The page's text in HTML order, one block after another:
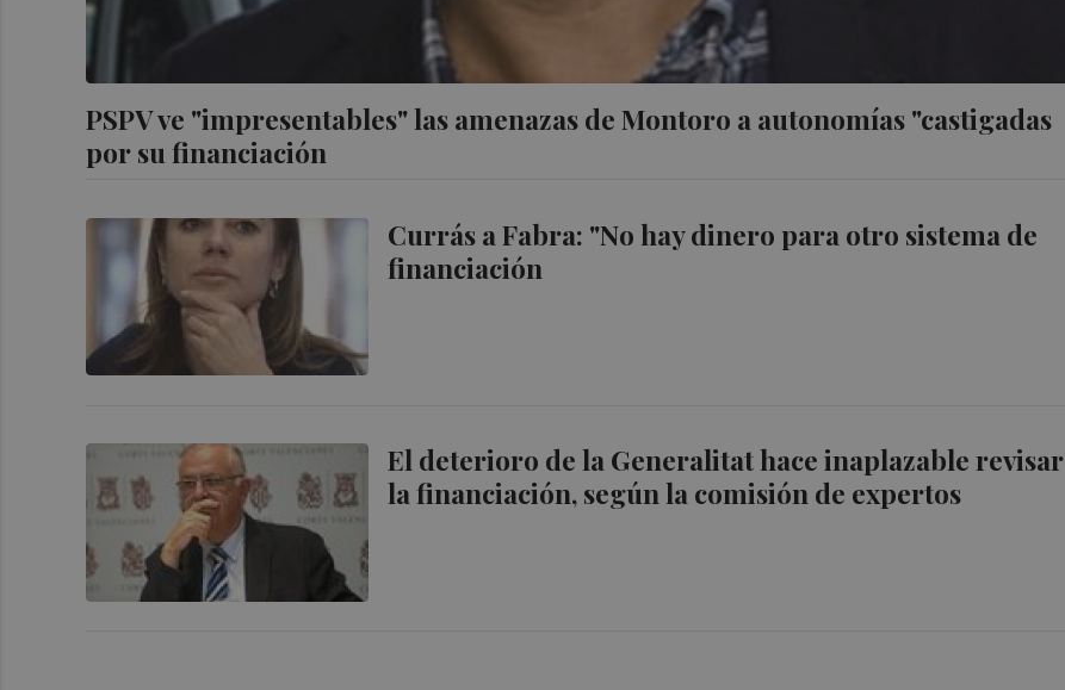
PSPV ve "impresentables" las amenazas de Montoro a autonomías "castigadas
por su financiación
Currás a Fabra: "No hay dinero para otro sistema de
financiación
El deterioro de la Generalitat hace inaplazable revisar
la financiación, según la comisión de expertos